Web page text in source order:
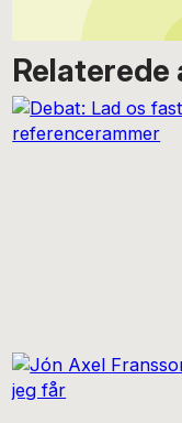
Relaterede